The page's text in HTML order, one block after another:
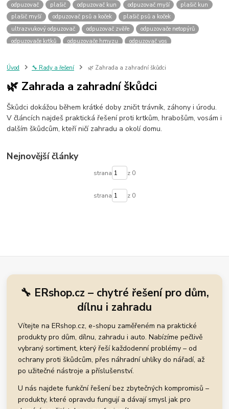
odpuzovač plašič odpuzovač kun odpuzovač myší
plašič kun
plašič myší
odpuzovač psů a koček
plašič psů a koček
ultrazvukový odpuzovač
odpuzovač zvěře
odpuzovače netopýrů
odpuzovače krtků
odpuzovače hmyzu
odpuzovač vos
náhradní uhlíky
uhlíky podle rozměru
uhlky podle rozměru
jak ulovit kunu
jak se zbavit kuny
past na kunu
odpuzovač kun do auta
kuna v autě deramax auto
kemo m180
kemo m176
kemo m100n
plašič kun do auta
plašička kun do auta
odpuzovač prasat
ochrana před divočáky
Úvod 🔧 Rady a řešení 🌿 Zahrada a zahradní škůdci
🌿 Zahrada a zahradní škůdci
Škůdci dokážou během krátké doby zničit trávník, záhony i úrodu.
V článcích najdeš praktická řešení proti krtkům, hrabošům, vosám i
dalším škůdcům, kteří ničí zahradu a okolí domu.
Nejnovější články
strana z 0
strana z 0
🔧 ERshop.cz – chytré řešení pro dům,
dílnu i zahradu
Vítejte na ERshop.cz, e-shopu zaměřeném na praktické
produkty pro dům, dílnu, zahradu i auto. Nabízíme pečlivě
vybraný sortiment, který řeší každodenní problémy – od
ochrany proti škůdcům, přes náhradní uhlíky do nářadí, až
po užitečné nástroje a příslušenství.
U nás najdete funkční řešení bez zbytečných kompromisů –
produkty, které opravdu fungují a dávají smysl jak pro